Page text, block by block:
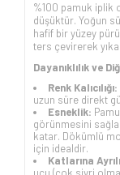
%100 pamuk iplik
düşüktür. Yoğun
hafif bir yüzey
ters çevirerek
Dayanıklılık ve
Renk Kalıcılığı:
uzun süre direkt
Esneklik:
görünmesini
katar. Dökümlü
için idealdir.
Katlarına